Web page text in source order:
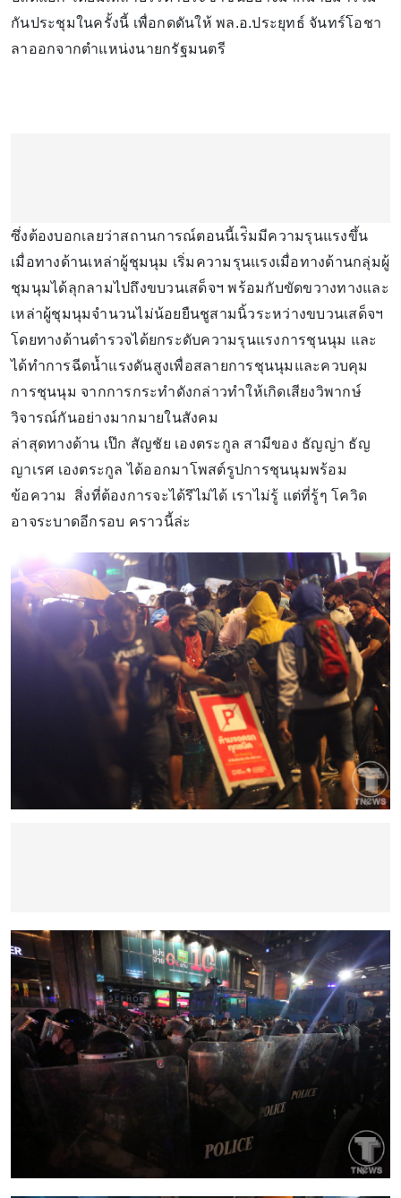
กันประชุมในครั้งนี้ เพื่อกดดันให้ พล.อ.ประยุทธ์ จันทร์โอชา
ลาออกจากตำแหน่งนายกรัฐมนตรี
ซึ่งต้องบอกเลยว่าสถานการณ์ตอนนี้เร่ิมมีความรุนแรงขึ้น
เมื่อทางด้านเหล่าผู้ชุมนุม เริ่มความรุนแรงเมื่อทางด้านกลุ่มผู้
ชุมนุมได้ลุกลามไปถึงขบวนเสด็จฯ พร้อมกับขัดขวางทางและ
เหล่าผู้ชุมนุมจำนวนไม่น้อยยืนชูสามนิ้วระหว่างขบวนเสด็จฯ
โดยทางด้านตำรวจได้ยกระดับความรุนแรงการชุนนุม และ
ได้ทำการฉีดน้ำแรงดันสูงเพื่อสลายการชุนนุมและควบคุม
การชุนนุม จากการกระทำดังกล่าวทำให้เกิดเสียงวิพากษ์
วิจารณ์กันอย่างมากมายในสังคม
ล่าสุดทางด้าน เป๊ก สัญชัย เองตระกูล สามีของ ธัญญ่า ธัญ
ญาเรศ เองตระกูล ได้ออกมาโพสต์รูปการชุนนุมพร้อม
ข้อความ สิ่งที่ต้องการจะได้รึไม่ได้ เราไม่รู้ แต่ที่รู้ๆ โควิด
อาจระบาดอีกรอบ คราวนี้ล่ะ